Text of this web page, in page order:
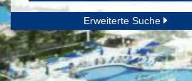
Erweiterte Suche